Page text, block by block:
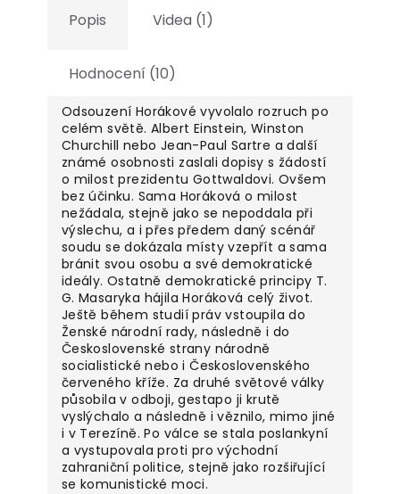
Popis Videa (1)
Hodnocení (10)
Odsouzení Horákové vyvolalo rozruch po
celém světě. Albert Einstein, Winston
Churchill nebo Jean-Paul Sartre a další
známé osobnosti zaslali dopisy s žádostí
o milost prezidentu Gottwaldovi. Ovšem
bez účinku. Sama Horáková o milost
nežádala, stejně jako se nepoddala při
výslechu, a i přes předem daný scénář
soudu se dokázala místy vzepřít a sama
bránit svou osobu a své demokratické
ideály. Ostatně demokratické principy T.
G. Masaryka hájila Horáková celý život.
Ještě během studií práv vstoupila do
Ženské národní rady, následně i do
Československé strany národně
socialistické nebo i Československého
červeného kříže. Za druhé světové války
působila v odboji, gestapo ji krutě
vyslýchalo a následně i věznilo, mimo jiné
i v Terezíně. Po válce se stala poslankyní
a vystupovala proti pro východní
zahraniční politice, stejně jako rozšiřující
se komunistické moci.